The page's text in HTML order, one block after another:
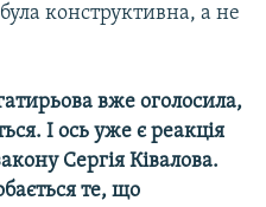
конструктивна, а не
вже оголосила,
І ось уже є реакція
Сергія Ківалова.
те, що